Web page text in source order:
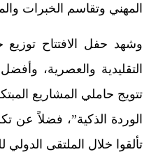
المهني وتقاسم الخبرات
وشهد حفل الافتتاح
التقليدية والعصرية،
تتويج حاملي المشاريع
الوردة الذكية”، فضلاً عن
تألقوا خلال الملتقى الدولي